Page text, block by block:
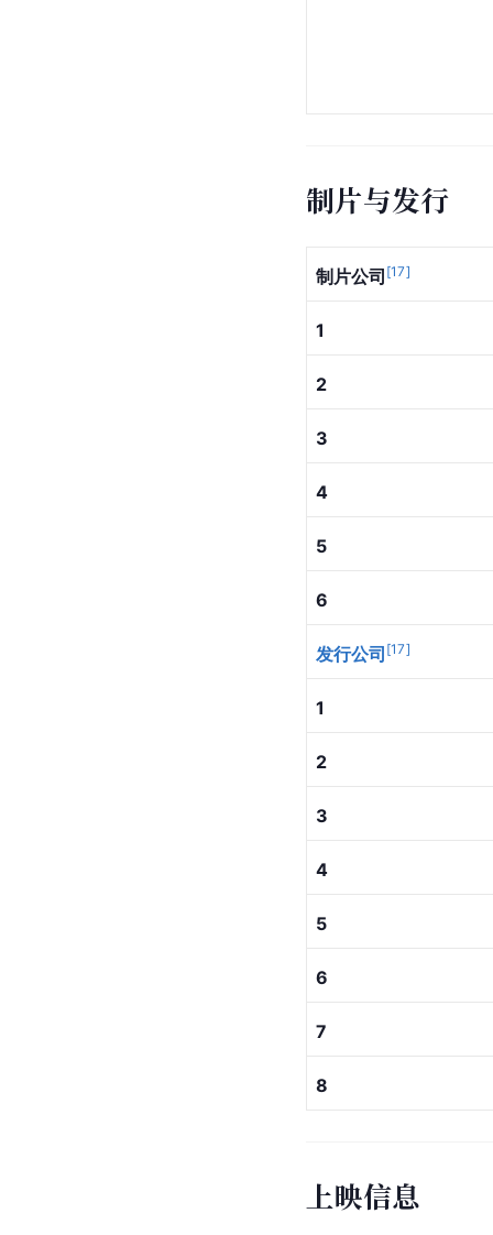
制片与发行
制片公司 [17]
1
2
3
4
5
6
发行公司 [17]
1
2
3
4
5
6
7
8
上映信息